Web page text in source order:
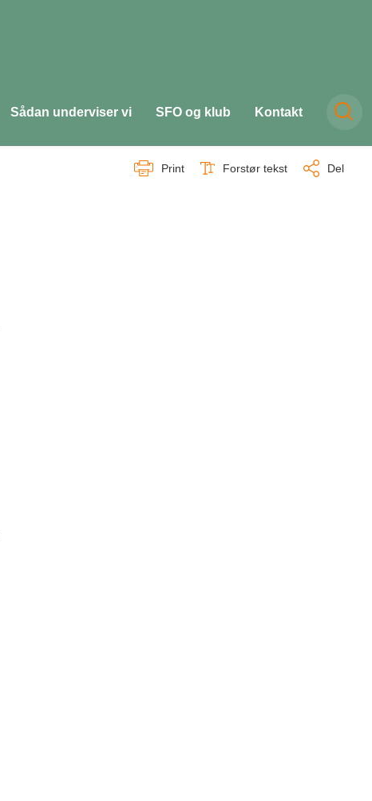
Sådan underviser vi SFO og klub Kontakt
Print Forstør tekst Del